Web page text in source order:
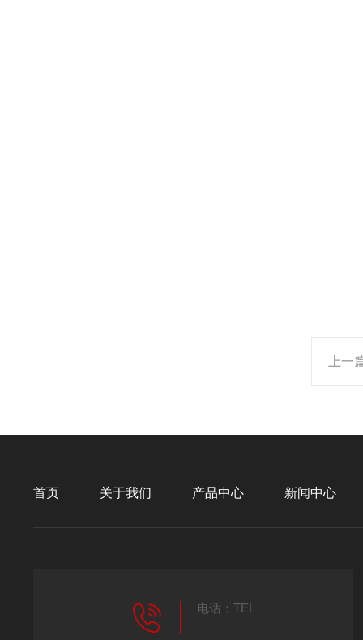
上一
首页 关于我们 产品中心 新闻中心
电话：TEL